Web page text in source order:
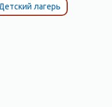
лагерь